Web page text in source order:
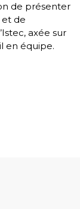
de présenter
de
axée sur
en équipe.